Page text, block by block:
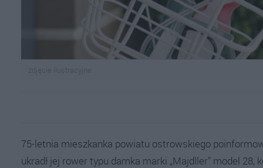
zdjęcie ilustracyjne
75-letnia mieszkanka powiatu ostrowskiego
ukradł jej rower typu damka marki „Majdller” model